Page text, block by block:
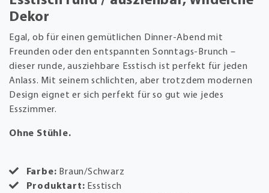
Dekor
Egal, ob für einen gemütlichen Dinner-Abend mit
Freunden oder den entspannten Sonntags-Brunch –
dieser runde, ausziehbare Esstisch ist perfekt für jeden
Anlass. Mit seinem schlichten, aber trotzdem modernen
Design eignet er sich perfekt für so gut wie jedes
Esszimmer.
Ohne Stühle.
Farbe: Braun/Schwarz
Produktart: Esstisch